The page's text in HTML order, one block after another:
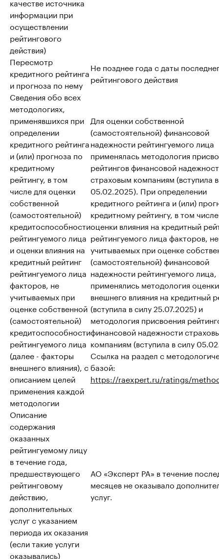
информации при
осуществлении
рейтингового
действия)
Пересмотр
кредитного рейтинга
и прогноза по нему
Не позднее года с даты
рейтингового действия
Сведения обо всех
методологиях,
применявшихся при
определении
кредитного рейтинга
и (или) прогноза по
кредитному
рейтингу, в том
числе для оценки
собственной
(самостоятельной)
кредитоспособности
рейтингуемого лица
и оценки влияния на
кредитный рейтинг
рейтингуемого лица
факторов, не
учитываемых при
оценке собственной
(самостоятельной)
кредитоспособности
рейтингуемого лица
(далее - факторы
внешнего влияния), с
описанием целей
применения каждой
методологии
Для оценки собственной
(самостоятельной) финансовой
надежности рейтингуемого лица
применялась методология
рейтингов финансовой
страховым компаниям (вступила
05.02.2025). При определении
кредитного рейтинга и (или)
кредитному рейтингу, в том
оценки влияния на кредитный
рейтингуемого лица факторов, не
учитываемых при оценке
(самостоятельной) финансовой
надежности рейтингуемого лица,
применялись методология оценки
внешнего влияния на кредитный
(вступила в силу 25.07.2025) и
методология присвоения
финансовой надежности
компаниям (вступила в силу
Ссылка на раздел с
базой:
https://raexpert.ru/ratings/
Описание
содержания
оказанных
рейтингуемому лицу
в течение года,
предшествующего
рейтинговому
действию,
дополнительных
услуг с указанием
периода их оказания
(если такие услуги
оказывались)
АО «Эксперт РА» в течение
месяцев не оказывало
услуг.